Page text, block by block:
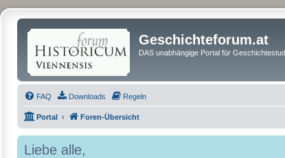
Geschichteforum.at
DAS unabhängige Portal für
FAQ Downloads Regeln
Portal Foren-Übersicht
Liebe alle,